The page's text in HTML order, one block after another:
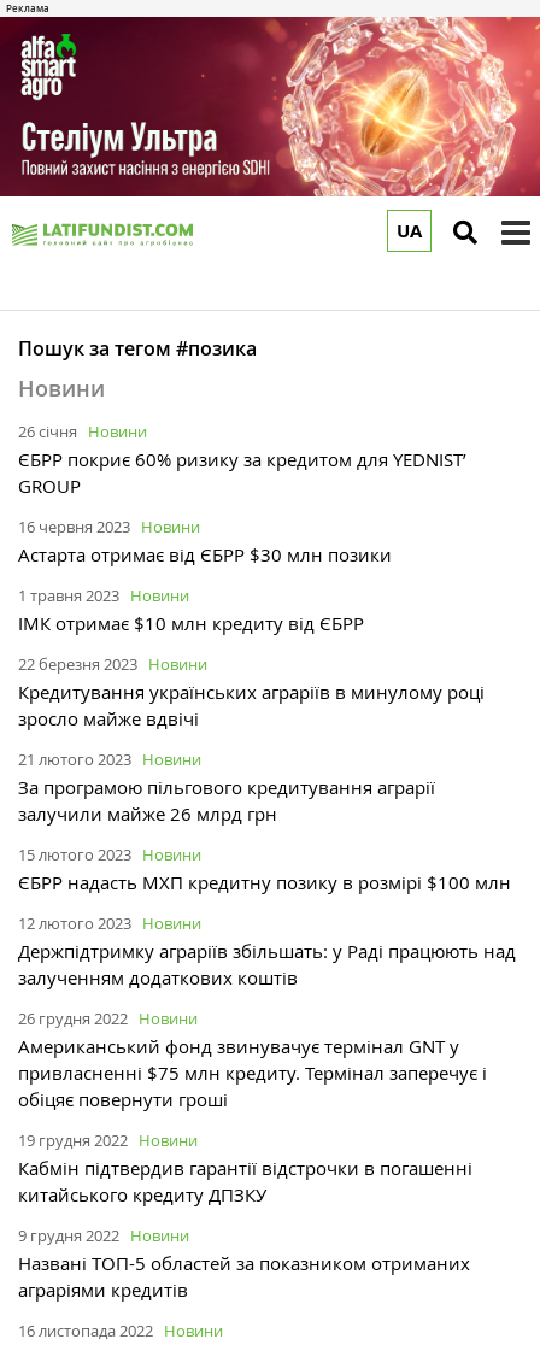
UA
Пошук за тегом #позика
Новини
26 січня Новини
ЄБРР покриє 60% ризику за кредитом для YEDNIST’
GROUP
16 червня 2023 Новини
Астарта отримає від ЄБРР $30 млн позики
1 травня 2023 Новини
ІМК отримає $10 млн кредиту від ЄБРР
22 березня 2023 Новини
Кредитування українських аграріїв в минулому році
зросло майже вдвічі
21 лютого 2023 Новини
За програмою пільгового кредитування аграрії
залучили майже 26 млрд грн
15 лютого 2023 Новини
ЄБРР надасть МХП кредитну позику в розмірі $100 млн
12 лютого 2023 Новини
Держпідтримку аграріїв збільшать: у Раді працюють над
залученням додаткових коштів
26 грудня 2022 Новини
Американський фонд звинувачує термінал GNT у
привласненні $75 млн кредиту. Термінал заперечує і
обіцяє повернути гроші
19 грудня 2022 Новини
Кабмін підтвердив гарантії відстрочки в погашенні
китайського кредиту ДПЗКУ
9 грудня 2022 Новини
Названі ТОП-5 областей за показником отриманих
аграріями кредитів
16 листопада 2022 Новини